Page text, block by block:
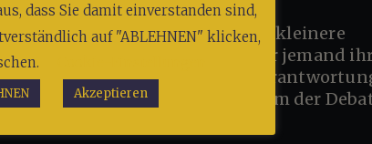
bringen könnten. Noch bevor jemand
über gesellschaftliche
sich in diesem Stadium der
Fakten.
dass Sie damit einverstanden sind,
auf "ABLEHNEN" klicken,
Akzeptieren